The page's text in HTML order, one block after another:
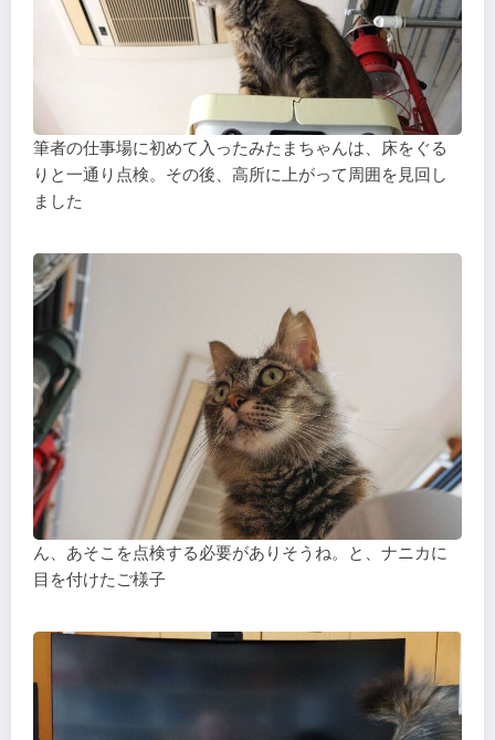
筆者の仕事場に初めて入ったみたまちゃんは、床をぐる
りと一通り点検。その後、高所に上がって周囲を見回し
ました
ん、あそこを点検する必要がありそうね。と、ナニカに
目を付けたご様子